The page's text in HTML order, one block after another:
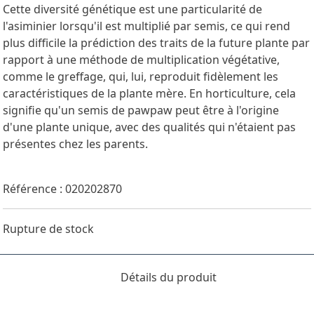
Cette diversité génétique est une particularité de
l'asiminier lorsqu'il est multiplié par semis, ce qui rend
plus difficile la prédiction des traits de la future plante par
rapport à une méthode de multiplication végétative,
comme le greffage, qui, lui, reproduit fidèlement les
caractéristiques de la plante mère. En horticulture, cela
signifie qu'un semis de pawpaw peut être à l'origine
d'une plante unique, avec des qualités qui n'étaient pas
présentes chez les parents.
Référence : 020202870
Rupture de stock
Détails du produit